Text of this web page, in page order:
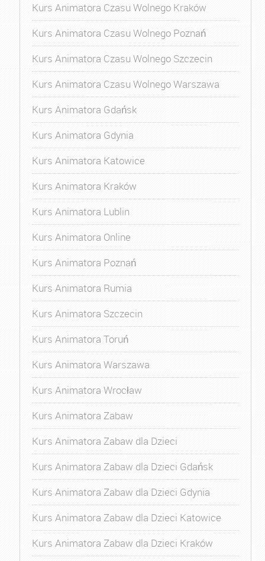
Kurs Animatora Czasu Wolnego Kraków
Kurs Animatora Czasu Wolnego Poznań
Kurs Animatora Czasu Wolnego Szczecin
Kurs Animatora Czasu Wolnego Warszawa
Kurs Animatora Gdańsk
Kurs Animatora Gdynia
Kurs Animatora Katowice
Kurs Animatora Kraków
Kurs Animatora Lublin
Kurs Animatora Online
Kurs Animatora Poznań
Kurs Animatora Rumia
Kurs Animatora Szczecin
Kurs Animatora Toruń
Kurs Animatora Warszawa
Kurs Animatora Wrocław
Kurs Animatora Zabaw
Kurs Animatora Zabaw dla Dzieci
Kurs Animatora Zabaw dla Dzieci Gdańsk
Kurs Animatora Zabaw dla Dzieci Gdynia
Kurs Animatora Zabaw dla Dzieci Katowice
Kurs Animatora Zabaw dla Dzieci Kraków